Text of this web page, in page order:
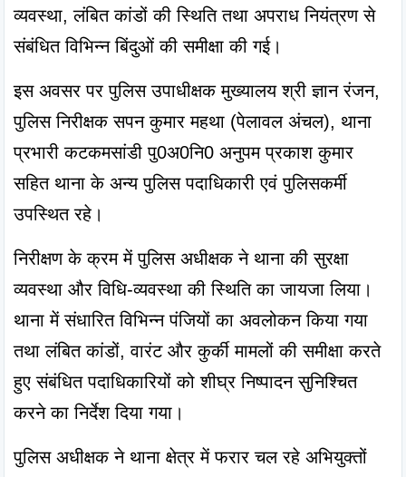
व्यवस्था, लंबित कांडों की स्थिति तथा अपराध नियंत्रण से
संबंधित विभिन्न बिंदुओं की समीक्षा की गई।
इस अवसर पर पुलिस उपाधीक्षक मुख्यालय श्री ज्ञान रंजन,
पुलिस निरीक्षक सपन कुमार महथा (पेलावल अंचल), थाना
प्रभारी कटकमसांडी पु0अ0नि0 अनुपम प्रकाश कुमार
सहित थाना के अन्य पुलिस पदाधिकारी एवं पुलिसकर्मी
उपस्थित रहे।
निरीक्षण के क्रम में पुलिस अधीक्षक ने थाना की सुरक्षा
व्यवस्था और विधि-व्यवस्था की स्थिति का जायजा लिया।
थाना में संधारित विभिन्न पंजियों का अवलोकन किया गया
तथा लंबित कांडों, वारंट और कुर्की मामलों की समीक्षा करते
हुए संबंधित पदाधिकारियों को शीघ्र निष्पादन सुनिश्चित
करने का निर्देश दिया गया।
पुलिस अधीक्षक ने थाना क्षेत्र में फरार चल रहे अभियुक्तों